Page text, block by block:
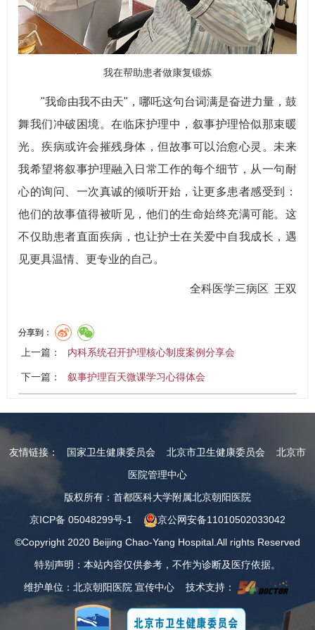
我在帮助患者做康复锻炼
"我命由我不由天"，哪吒这句台词满是奋进力量，鼓
舞我们冲破困境。在临床护理中，叙事护理恰似那束暖
光。疾病或许会摧残身体，但故事可以治愈心灵。未来
我希望将叙事护理融入日常工作的每个细节，从一句耐
心的询问、一次真诚的倾听开始，让更多患者感受到：
他们的故事值得被听见，他们的生命始终充满可能。这
不仅助患者直面疾病，也让护士在关爱中自我成长，遇
见更具温情、更专业的自己。
全科医学三病区 王双
分享到：
上一篇： 内科系统召开护理核心制度案例分享会
下一篇： 叙事护理百天微课学习心得体会
友情链接： 国家卫生健康委员会 北京市卫生健康委员会
北京市
医院管理中心
版权所有：首都医科大学附属北京朝阳医院
京ICP备 05048299号-1
京公网安备11010502033042
©Copyright 2020 Beijing Chao-Yang Hospital.All rights Reserved
特别声明：本站内容仅供参考，不作为诊断及医疗依据。
维护单位：北京朝阳医院 宣传中心 技术支持：